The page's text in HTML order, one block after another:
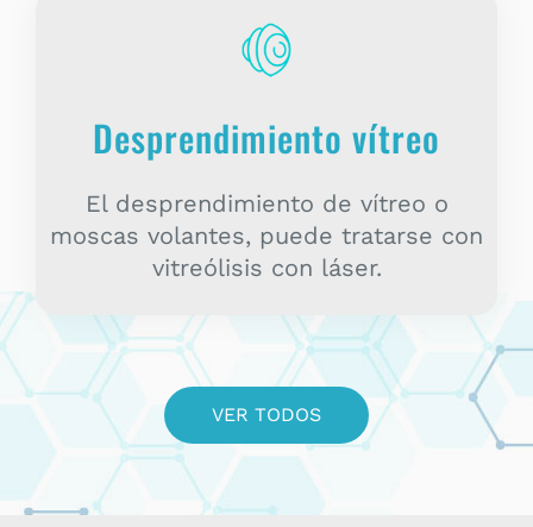
Desprendimiento vítreo
El desprendimiento de vítreo o
moscas volantes, puede tratarse con
vitreólisis con láser.
VER TODOS